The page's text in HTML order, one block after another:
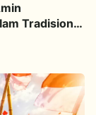
Tradisional